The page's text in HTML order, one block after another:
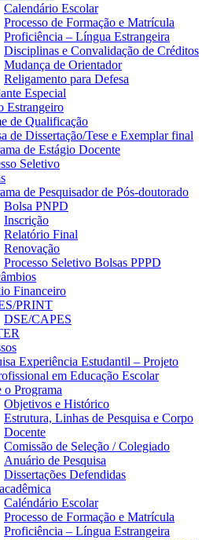
Calendário Escolar
Processo de Formação e Matrícula
Proficiência – Língua Estrangeira
Disciplinas e Convalidação de Créditos
Mudança de Orientador
Religamento para Defesa
Especial
Estrangeiro
de Qualificação
de Dissertação/Tese e Exemplar final
de Estágio Docente
Seletivo
de Pesquisador de Pós-doutorado
Bolsa PNPD
Inscrição
Relatório Final
Renovação
Processo Seletivo Bolsas PPPD
Financeiro
PRINT
DSE/CAPES
Experiência Estudantil – Projeto
em Educação Escolar
o Programa
Objetivos e Histórico
Estrutura, Linhas de Pesquisa e Corpo
Docente
Comissão de Seleção / Colegiado
Anuário de Pesquisa
Dissertações Defendidas
Caléndário Escolar
Processo de Formação e Matrícula
Proficiência – Língua Estrangeira